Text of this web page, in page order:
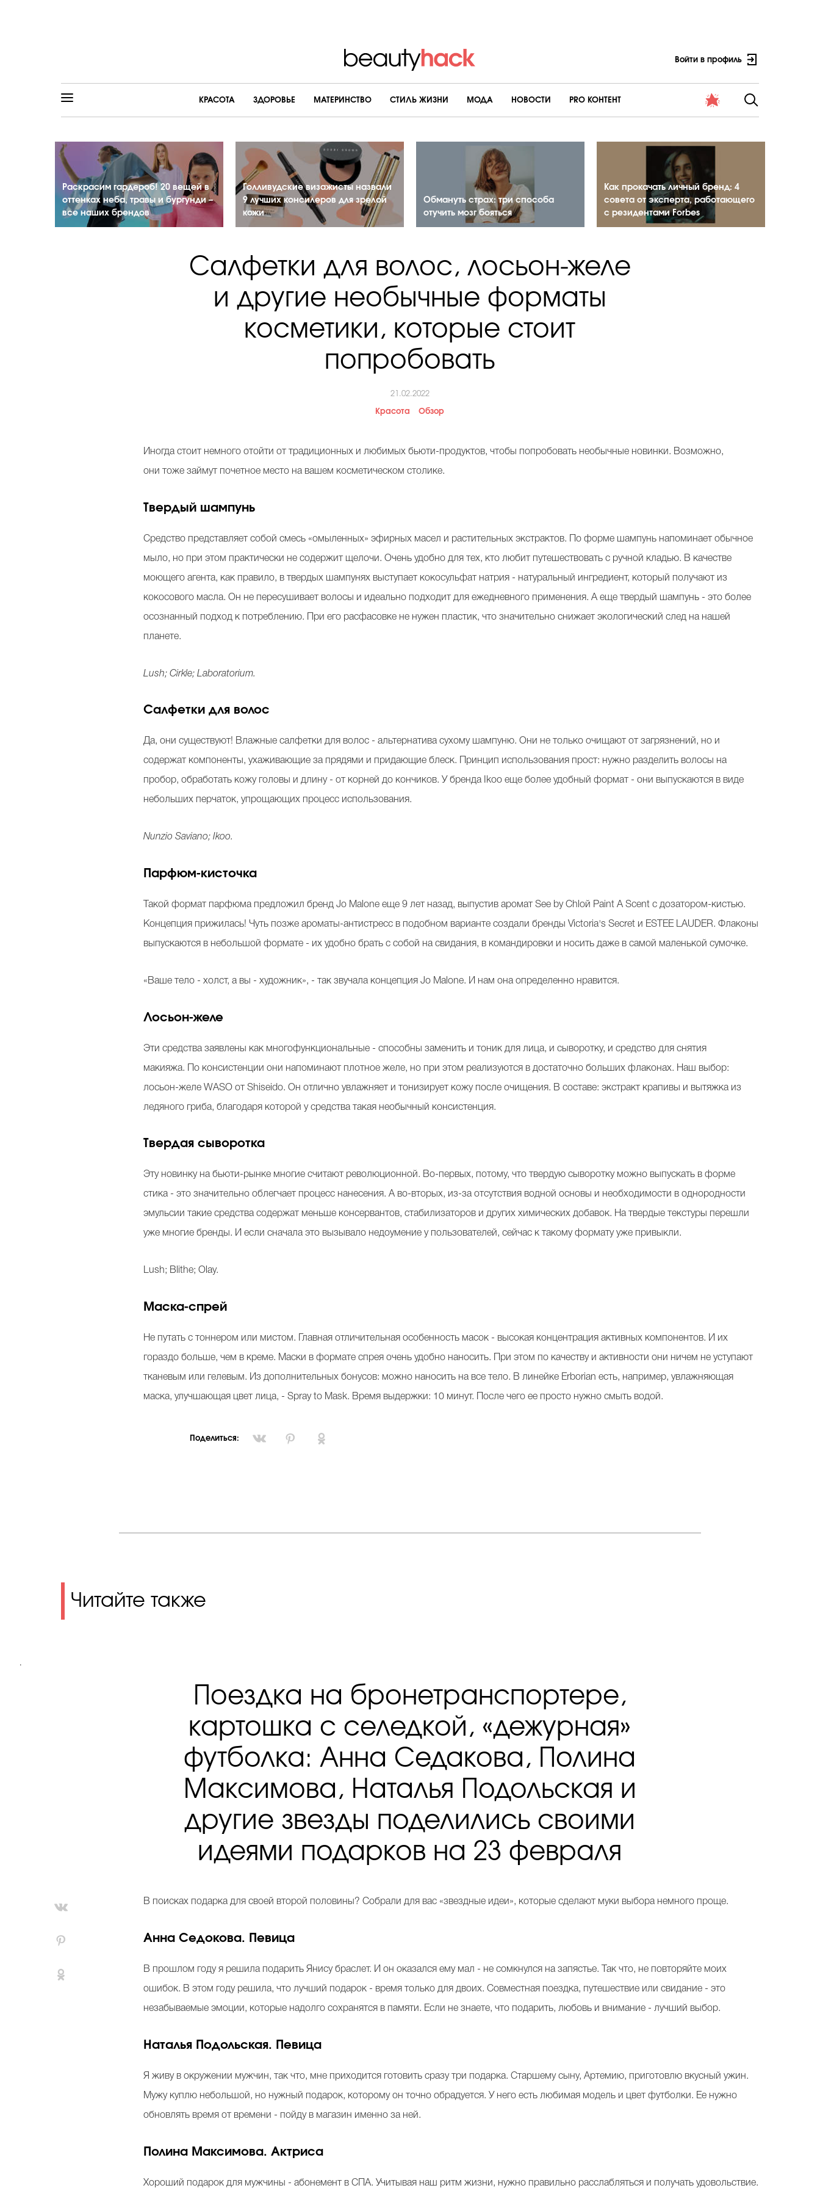
Войти в профиль
КРАСОТА ЗДОРОВЬЕ МАТЕРИНСТВО CТИЛЬ ЖИЗНИ МОДА НОВОСТИ PRO КОНТЕНТ
Раскрасим гардероб! 20 вещей в
оттенках неба, травы и бургунди –
все наших брендов
Голливудские визажисты назвали
9 лучших консилеров для зрелой
кожи
Обмануть страх: три способа
отучить мозг бояться
Как прокачать личный бренд: 4
совета от эксперта, работающего
с резидентами Forbes
Салфетки для волос, лосьон-желе
и другие необычные форматы
косметики, которые стоит
попробовать
21.02.2022
Красота Обзор
Иногда стоит немного отойти от традиционных и любимых бьюти-продуктов, чтобы попробовать необычные новинки. Возможно,
они тоже займут почетное место на вашем косметическом столике.
Твердый шампунь
Средство представляет собой смесь «омыленных» эфирных масел и растительных экстрактов. По форме шампунь напоминает обычное
мыло, но при этом практически не содержит щелочи. Очень удобно для тех, кто любит путешествовать с ручной кладью. В качестве
моющего агента, как правило, в твердых шампунях выступает кокосульфат натрия - натуральный ингредиент, который получают из
кокосового масла. Он не пересушивает волосы и идеально подходит для ежедневного применения. А еще твердый шампунь - это более
осознанный подход к потреблению. При его расфасовке не нужен пластик, что значительно снижает экологический след на нашей
планете.
Lush; Cirkle; Laboratorium.
Салфетки для волос
Да, они существуют! Влажные салфетки для волос - альтернатива сухому шампуню. Они не только очищают от загрязнений, но и
содержат компоненты, ухаживающие за прядями и придающие блеск. Принцип использования прост: нужно разделить волосы на
пробор, обработать кожу головы и длину - от корней до кончиков. У бренда Ikoo еще более удобный формат - они выпускаются в виде
небольших перчаток, упрощающих процесс использования.
Nunzio Saviano; Ikoo.
Парфюм-кисточка
Такой формат парфюма предложил бренд Jo Malone еще 9 лет назад, выпустив аромат See by Chloй Paint A Scent с дозатором-кистью.
Концепция прижилась! Чуть позже ароматы-антистресс в подобном варианте создали бренды Victoria's Secret и ESTEE LAUDER. Флаконы
выпускаются в небольшой формате - их удобно брать с собой на свидания, в командировки и носить даже в самой маленькой сумочке.
«Ваше тело - холст, а вы - художник», - так звучала концепция Jo Malone. И нам она определенно нравится.
Лосьон-желе
Эти средства заявлены как многофункциональные - способны заменить и тоник для лица, и сыворотку, и средство для снятия
макияжа. По консистенции они напоминают плотное желе, но при этом реализуются в достаточно больших флаконах. Наш выбор:
лосьон-желе WASO от Shiseido. Он отлично увлажняет и тонизирует кожу после очищения. В составе: экстракт крапивы и вытяжка из
ледяного гриба, благодаря которой у средства такая необычный консистенция.
Твердая сыворотка
Эту новинку на бьюти-рынке многие считают революционной. Во-первых, потому, что твердую сыворотку можно выпускать в форме
стика - это значительно облегчает процесс нанесения. А во-вторых, из-за отсутствия водной основы и необходимости в однородности
эмульсии такие средства содержат меньше консервантов, стабилизаторов и других химических добавок. На твердые текстуры перешли
уже многие бренды. И если сначала это вызывало недоумение у пользователей, сейчас к такому формату уже привыкли.
Lush; Blithe; Olay.
Маска-спрей
Не путать с тоннером или мистом. Главная отличительная особенность масок - высокая концентрация активных компонентов. И их
гораздо больше, чем в креме. Маски в формате спрея очень удобно наносить. При этом по качеству и активности они ничем не уступают
тканевым или гелевым. Из дополнительных бонуcов: можно наносить на все тело. В линейке Erborian есть, например, увлажняющая
маска, улучшающая цвет лица, - Spray to Mask. Время выдержки: 10 минут. После чего ее просто нужно смыть водой.
Поделиться:
Читайте также
.
Поездка на бронетранспортере,
картошка с селедкой, «дежурная»
футболка: Анна Седакова, Полина
Максимова, Наталья Подольская и
другие звезды поделились своими
идеями подарков на 23 февраля
В поисках подарка для своей второй половины? Собрали для вас «звездные идеи», которые сделают муки выбора немного проще.
Анна Седокова. Певица
В прошлом году я решила подарить Янису браслет. И он оказался ему мал - не сомкнулся на запястье. Так что, не повторяйте моих
ошибок. В этом году решила, что лучший подарок - время только для двоих. Совместная поездка, путешествие или свидание - это
незабываемые эмоции, которые надолго сохранятся в памяти. Если не знаете, что подарить, любовь и внимание - лучший выбор.
Наталья Подольская. Певица
Я живу в окружении мужчин, так что, мне приходится готовить сразу три подарка. Старшему сыну, Артемию, приготовлю вкусный ужин.
Мужу куплю небольшой, но нужный подарок, которому он точно обрадуется. У него есть любимая модель и цвет футболки. Ее нужно
обновлять время от времени - пойду в магазин именно за ней.
Полина Максимова. Актриса
Хороший подарок для мужчины - абонемент в СПА. Учитывая наш ритм жизни, нужно правильно расслабляться и получать удовольствие.